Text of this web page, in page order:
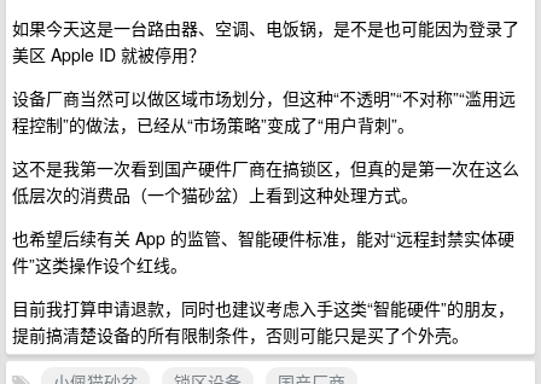
如果今天这是一台路由器、空调、电饭锅，是不是也可能因为登录了
美区 Apple ID 就被停用？
设备厂商当然可以做区域市场划分，但这种“不透明”“不对称”“滥用远
程控制”的做法，已经从“市场策略”变成了“用户背刺”。
这不是我第一次看到国产硬件厂商在搞锁区，但真的是第一次在这么
低层次的消费品（一个猫砂盆）上看到这种处理方式。
也希望后续有关 App 的监管、智能硬件标准，能对“远程封禁实体硬
件”这类操作设个红线。
目前我打算申请退款，同时也建议考虑入手这类“智能硬件”的朋友，
提前搞清楚设备的所有限制条件，否则可能只是买了个外壳。